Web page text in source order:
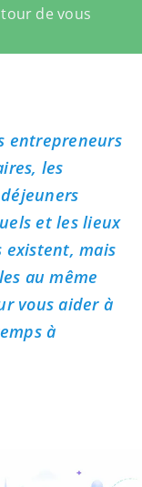
de vous
entrepreneurs
les
et les lieux
mais
au même
vous aider à
à